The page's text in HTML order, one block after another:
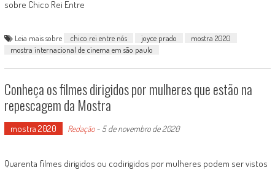
sobre Chico Rei Entre
Leia mais sobre chico rei entre nós joyce prado
mostra 2020
mostra internacional de cinema em são paulo
Conheça os filmes dirigidos por mulheres que estão na
repescagem da Mostra
mostra 2020 Redação- 5 de novembro de 2020
Quarenta filmes dirigidos ou codirigidos por mulheres podem ser vistos